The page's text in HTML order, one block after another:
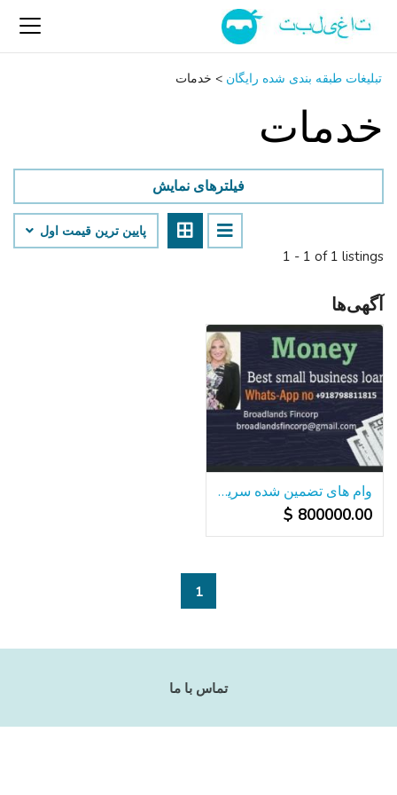
تبلیغات طبقه بندی شده رایگان > خدمات
خدمات
1 - 1 of 1 listings
فیلترهای نمایش
پایین ‌ترین قیمت اول
آگهی‌ها
وام های تضمین شده سریع و رایگان
800000.00 $
1
تماس با ما